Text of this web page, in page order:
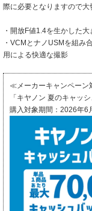
際に必要となりますので大
・開放F値1.4を生かした
・VCMとナノUSMを組み
用による快適な撮影
≪メーカーキャンペーン
「キヤノン 夏のキャッ
購入対象期間：2026年6